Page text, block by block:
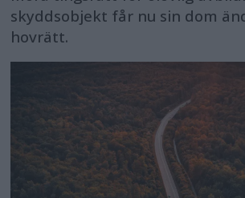
skyddsobjekt får nu sin dom
hovrätt.